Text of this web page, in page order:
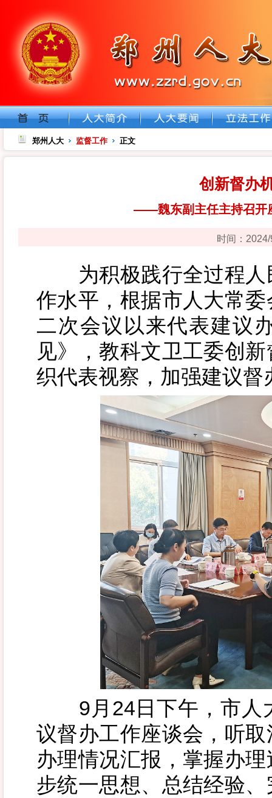
郑州人大 监督工作 正文
创新督办
——魏东副主任主持召开
时间：
为积极践行全过程人
作水平，根据市人大常
二次会议以来代表建议
见》，教科文卫工委创
织代表视察，加强建议
9月24日下午，市人
议督办工作座谈会，听
办理情况汇报，掌握办
步统一思想、总结经验